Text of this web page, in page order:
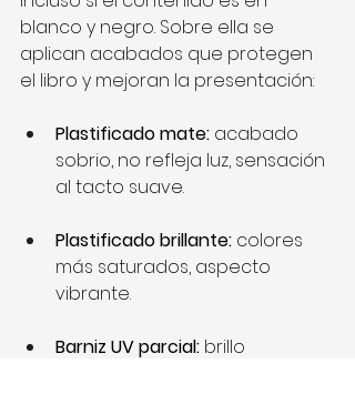
blanco y negro. Sobre ella se
aplican acabados que protegen
el libro y mejoran la presentación:
Plastificado mate: acabado
sobrio, no refleja luz, sensación
al tacto suave.
Plastificado brillante: colores
más saturados, aspecto
vibrante.
Barniz UV parcial: brillo